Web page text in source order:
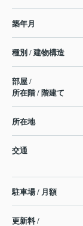
築年月
種別 / 建物構造
部屋 /
所在階 / 階建て
所在地
交通
駐車場 / 月額
更新料 /